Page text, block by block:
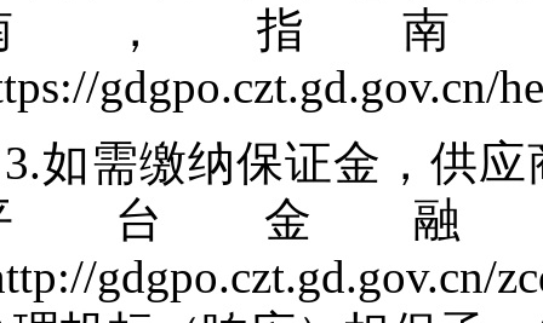
，指南
gdgpo.czt.gd.gov.cn/
3.如需缴纳保证金，供
台金
gdgpo.czt.gd.gov.cn/